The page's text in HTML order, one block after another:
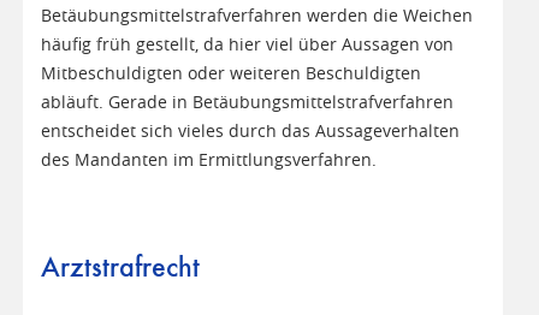
Betäubungsmittelstrafverfahren werden die Weichen
häufig früh gestellt, da hier viel über Aussagen von
Mitbeschuldigten oder weiteren Beschuldigten
abläuft. Gerade in Betäubungsmittelstrafverfahren
entscheidet sich vieles durch das Aussageverhalten
des Mandanten im Ermittlungsverfahren.
Arztstrafrecht